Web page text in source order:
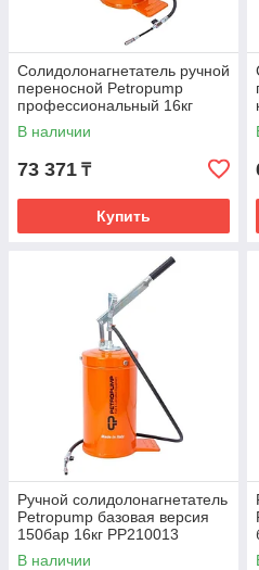
Солидолонагнетатель ручной
переносной Petropump
профессиональный 16кг
PP210009
В наличии
73 371 ₸
Купить
Ручной солидолонагнетатель
Petropump базовая версия
150бар 16кг PP210013
В наличии